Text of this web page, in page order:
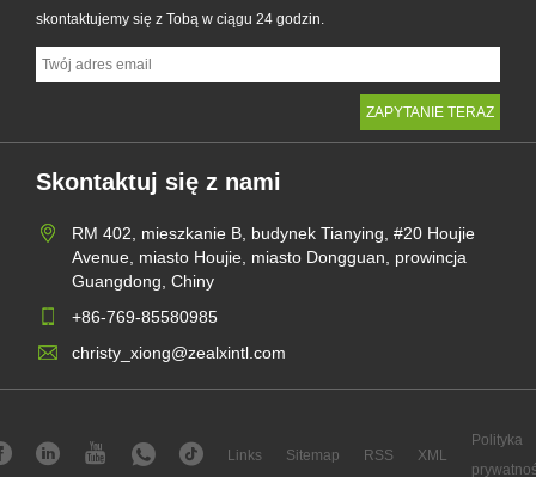
skontaktujemy się z Tobą w ciągu 24 godzin.
Skontaktuj się z nami
RM 402, mieszkanie B, budynek Tianying, #20 Houjie
Avenue, miasto Houjie, miasto Dongguan, prowincja
Guangdong, Chiny
+86-769-85580985
christy_xiong@zealxintl.com
Links Sitemap RSS XML
Polityka